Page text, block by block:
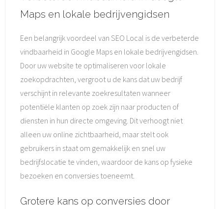
Maps en lokale bedrijvengidsen
Een belangrijk voordeel van SEO Local is de verbeterde
vindbaarheid in Google Maps en lokale bedrijvengidsen.
Door uw website te optimaliseren voor lokale
zoekopdrachten, vergroot u de kans dat uw bedrijf
verschijnt in relevante zoekresultaten wanneer
potentiële klanten op zoek zijn naar producten of
diensten in hun directe omgeving. Dit verhoogt niet
alleen uw online zichtbaarheid, maar stelt ook
gebruikers in staat om gemakkelijk en snel uw
bedrijfslocatie te vinden, waardoor de kans op fysieke
bezoeken en conversies toeneemt.
Grotere kans op conversies door